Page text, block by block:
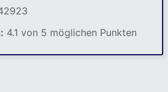
4.1 von 5 möglichen Punkten